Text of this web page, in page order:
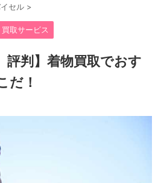
セル >
買取サービス
評判】着物買取でおす
だ！